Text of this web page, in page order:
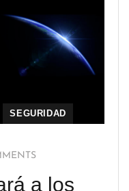
SEGURIDAD
a los